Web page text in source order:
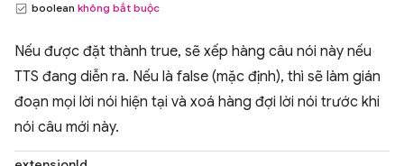
boolean không bắt buộc
Nếu được đặt thành true, sẽ xếp hàng câu nói này nếu
TTS đang diễn ra. Nếu là false (mặc định), thì sẽ làm gián
đoạn mọi lời nói hiện tại và xoá hàng đợi lời nói trước khi
nói câu mới này.